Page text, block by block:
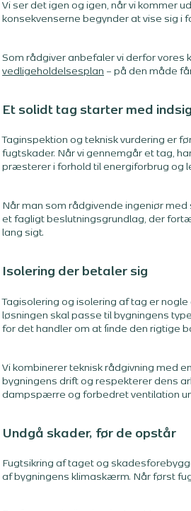
Vi ser det igen og igen, når vi kommer
konsekvenserne begynder at vise sig
Som rådgiver anbefaler vi derfor
vedligeholdelsesplan – på den måde
Et solidt tag starter med
Taginspektion og teknisk vurdering er
fugtskader. Når vi gennemgår et tag,
præsterer i forhold til energiforbrug og
Når man som rådgivende ingeniør
et fagligt beslutningsgrundlag, der
lang sigt.
Isolering der betaler sig
Tagisolering og isolering af tag er
løsningen skal passe til bygningens
for det handler om at finde den rigtige
Vi kombinerer teknisk rådgivning med
bygningens drift og respekterer dens
dampspærre og forbedret ventilation
Undgå skader, før de opstår
Fugtsikring af taget og
af bygningens klimaskærm. Når først